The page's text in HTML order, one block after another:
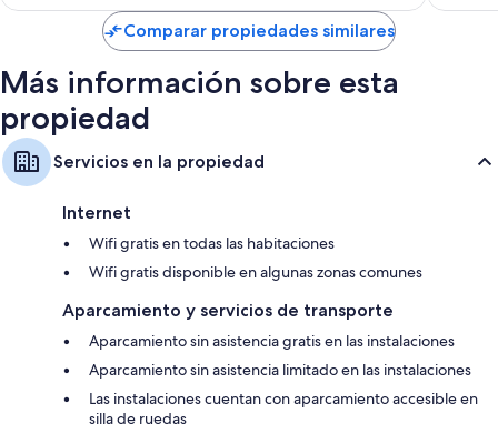
de
US$ 71
Comparar propiedades similares
Más información sobre esta
propiedad
Servicios en la propiedad
Internet
Wifi gratis en todas las habitaciones
Wifi gratis disponible en algunas zonas comunes
Aparcamiento y servicios de transporte
Aparcamiento sin asistencia gratis en las instalaciones
Aparcamiento sin asistencia limitado en las instalaciones
Las instalaciones cuentan con aparcamiento accesible en
silla de ruedas